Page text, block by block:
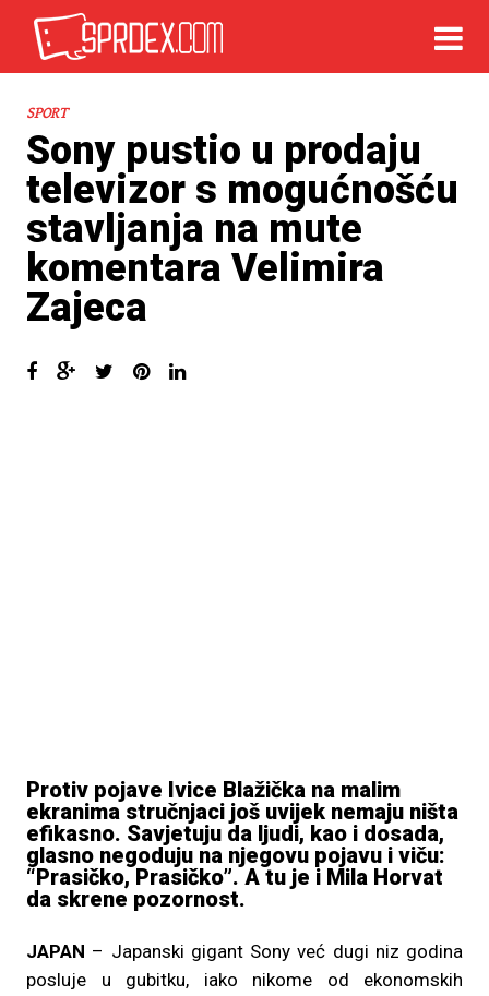
SPORT
Sony pustio u prodaju
televizor s mogućnošću
stavljanja na mute
komentara Velimira
Zajeca
Protiv pojave Ivice Blažička na malim
ekranima stručnjaci još uvijek nemaju ništa
efikasno. Savjetuju da ljudi, kao i dosada,
glasno negoduju na njegovu pojavu i viču:
“Prasičko, Prasičko”. A tu je i Mila Horvat
da skrene pozornost.
JAPAN – Japanski gigant Sony već dugi niz godina
posluje u gubitku, iako nikome od ekonomskih